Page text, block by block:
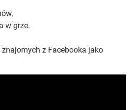
w grze.
z Facebooka jako